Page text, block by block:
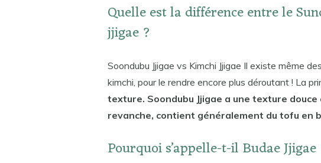
Quelle est la différence entre le
jjigae ?
Soondubu Jjigae vs Kimchi Jjigae Il existe même
kimchi, pour le rendre encore plus déroutant ! La
texture. Soondubu Jjigae a une texture douce
revanche, contient généralement du tofu en
Pourquoi s’appelle-t-il Budae Jjigae